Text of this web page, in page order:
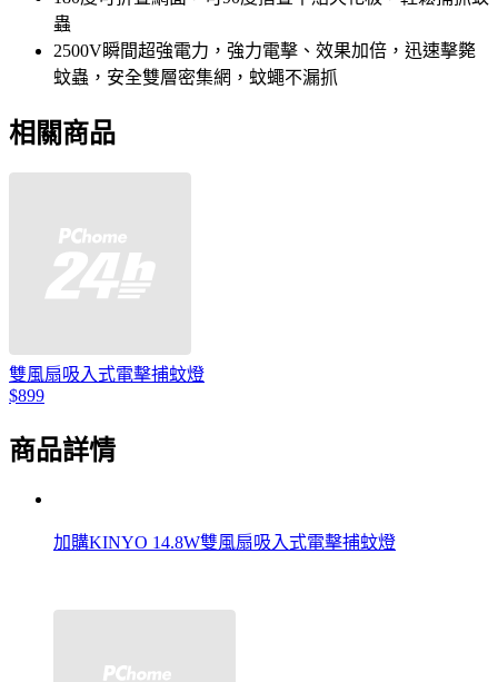
蟲
2500V瞬間超強電力，強力電擊、效果加倍，迅速擊斃
蚊蟲，安全雙層密集網，蚊蠅不漏抓
相關商品
雙風扇吸入式電擊捕蚊燈
$899
商品詳情
加購KINYO 14.8W雙風扇吸入式電擊捕蚊燈